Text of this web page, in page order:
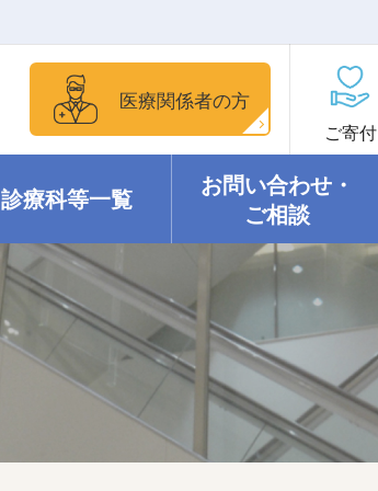
医療関係者の方
ご寄付
診療科等一覧
お問い合わせ・
ご相談